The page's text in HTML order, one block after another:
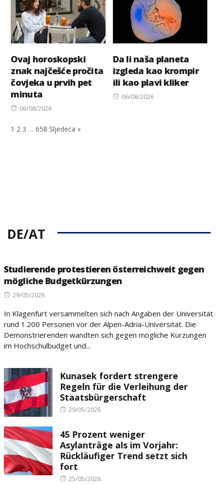
Ovaj horoskopski
znak najčešće pročita
čovjeka u prvih pet
minuta
Posted
06/08/2026
Da li naša planeta
izgleda kao krompir
ili kao plavi kliker
Posted
06/08/2026
1 2 3 … 658 Sljedeća »
DE/AT
Studierende protestieren österreichweit gegen
mögliche Budgetkürzungen
Posted
29/05/2026
In Klagenfurt versammelten sich nach Angaben der Universität
rund 1.200 Personen vor der Alpen-Adria-Universität. Die
Demonstrierenden wandten sich gegen mögliche Kürzungen
im Hochschulbudget und...
Kunasek fordert strengere
Regeln für die Verleihung der
Staatsbürgerschaft
Posted
29/05/2026
45 Prozent weniger
Asylanträge als im Vorjahr:
Rückläufiger Trend setzt sich
fort
Posted
25/05/2026